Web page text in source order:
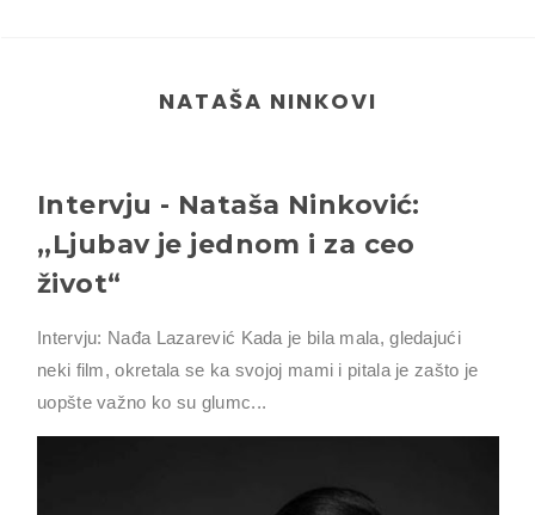
NATAŠA NINKOVI
Intervju - Nataša Ninković:
,,Ljubav je jednom i za ceo
život“
Intervju: Nađa Lazarević Kada je bila mala, gledajući
neki film, okretala se ka svojoj mami i pitala je zašto je
uopšte važno ko su glumc...